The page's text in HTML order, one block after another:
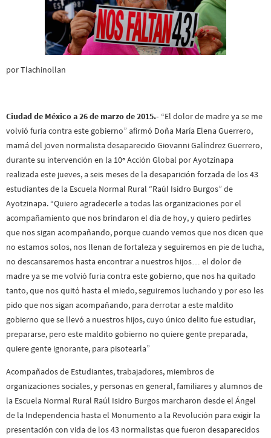
por Tlachinollan
Ciudad de México a 26 de marzo de 2015.- “El dolor de madre ya se me
volvió furia contra este gobierno” afirmó Doña María Elena Guerrero,
mamá del joven normalista desaparecido Giovanni Galíndrez Guerrero,
durante su intervención en la 10ª Acción Global por Ayotzinapa
realizada este jueves, a seis meses de la desaparición forzada de los 43
estudiantes de la Escuela Normal Rural “Raúl Isidro Burgos” de
Ayotzinapa. “Quiero agradecerle a todas las organizaciones por el
acompañamiento que nos brindaron el día de hoy, y quiero pedirles
que nos sigan acompañando, porque cuando vemos que nos dicen que
no estamos solos, nos llenan de fortaleza y seguiremos en pie de lucha,
no descansaremos hasta encontrar a nuestros hijos… el dolor de
madre ya se me volvió furia contra este gobierno, que nos ha quitado
tanto, que nos quitó hasta el miedo, seguiremos luchando y por eso les
pido que nos sigan acompañando, para derrotar a este maldito
gobierno que se llevó a nuestros hijos, cuyo único delito fue estudiar,
prepararse, pero este maldito gobierno no quiere gente preparada,
quiere gente ignorante, para pisotearla”
Acompañados de Estudiantes, trabajadores, miembros de
organizaciones sociales, y personas en general, familiares y alumnos de
la Escuela Normal Rural Raúl Isidro Burgos marcharon desde el Ángel
de la Independencia hasta el Monumento a la Revolución para exigir la
presentación con vida de los 43 normalistas que fueron desaparecidos